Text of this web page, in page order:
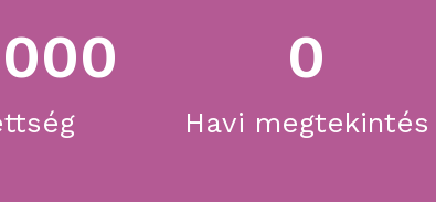
Havi megtekintés
0